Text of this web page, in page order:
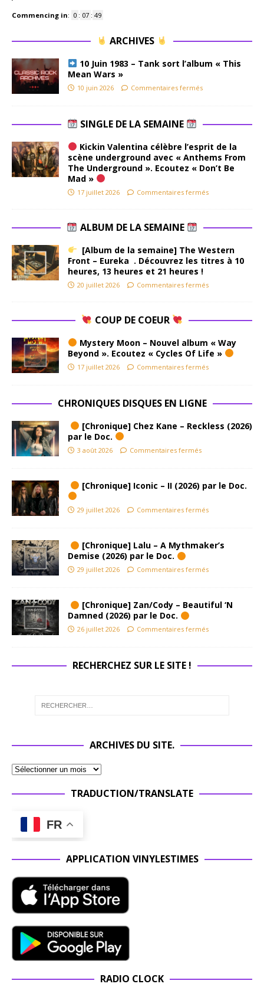
Commencing in: 0 : 07 : 49
ARCHIVES
10 Juin 1983 – Tank sort l’album « This
Mean Wars »
10 juin 2026 Commentaires fermés
SINGLE DE LA SEMAINE
Kickin Valentina célèbre l’esprit de la
scène underground avec « Anthems From
The Underground ». Ecoutez « Don’t Be
Mad »
17 juillet 2026 Commentaires fermés
ALBUM DE LA SEMAINE
[Album de la semaine] The Western
Front – Eureka . Découvrez les titres à 10
heures, 13 heures et 21 heures !
20 juillet 2026 Commentaires fermés
COUP DE COEUR
Mystery Moon – Nouvel album « Way
Beyond ». Ecoutez « Cycles Of Life »
17 juillet 2026 Commentaires fermés
CHRONIQUES DISQUES EN LIGNE
[Chronique] Chez Kane – Reckless (2026)
par le Doc.
3 août 2026 Commentaires fermés
[Chronique] Iconic – II (2026) par le Doc.
29 juillet 2026 Commentaires fermés
[Chronique] Lalu – A Mythmaker’s
Demise (2026) par le Doc.
29 juillet 2026 Commentaires fermés
[Chronique] Zan/Cody – Beautiful ‘N
Damned (2026) par le Doc.
26 juillet 2026 Commentaires fermés
RECHERCHEZ SUR LE SITE !
ARCHIVES DU SITE.
TRADUCTION/TRANSLATE
FR
APPLICATION VINYLESTIMES
RADIO CLOCK